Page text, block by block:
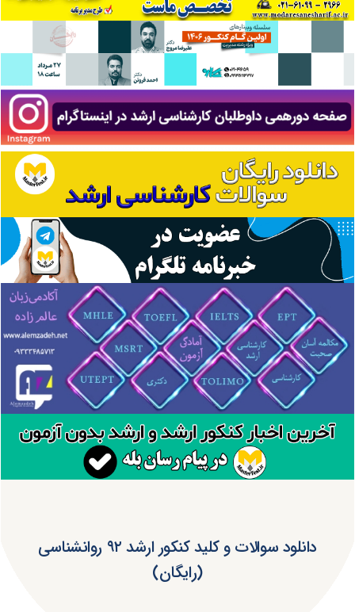
دانلود سوالات و کلید کنکور ارشد ۹۲ روانشناسی
(رایگان)